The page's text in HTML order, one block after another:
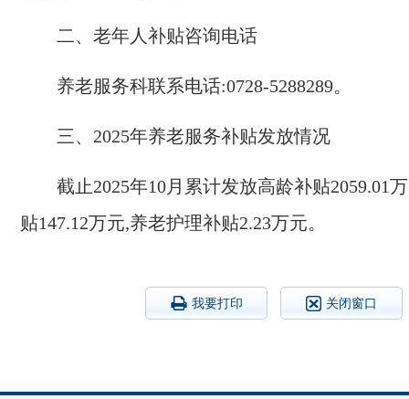
二、老年人补贴咨询电话
养老服务科联系电话:0728-5288289。
三、 2025年养老服务补贴发放情况
截止2025年10月 累计发放高龄补贴2059.01
贴147.12万元,养老护理补贴2.23万元。
我要打印 关闭窗口